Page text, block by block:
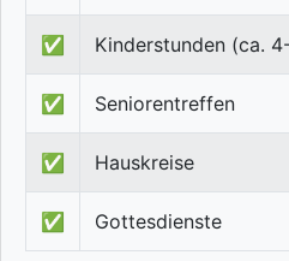
✅ Kinderstunden (ca.
✅ Seniorentreffen
✅ Hauskreise
✅ Gottesdienste